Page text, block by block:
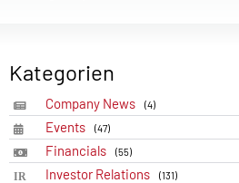
Kategorien
Company News (4)
Events (47)
Financials (55)
Investor Relations (131)